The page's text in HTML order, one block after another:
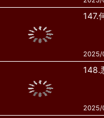
147.
2025/
148.
2025/